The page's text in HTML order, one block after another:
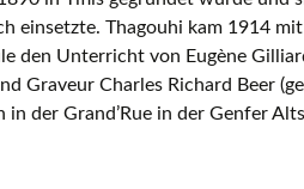
einsetzte. Thagouhi kam 1914
den Unterricht von Eugène
Graveur Charles Richard Beer
in der Grand’Rue in der Genfer